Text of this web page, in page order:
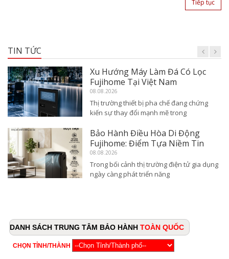
Tiếp tục
TIN TỨC
Vì Sao Không Khí Trong Nhà Cần
Lưu Ý? Giải Pháp Giảm Bụi Mịn
07.08.2026
I. Vì Sao Không Khí Trong Nhà Cũng Cần
Chú Ý? Nhiều người thường cho
Hướng Dẫn Lắp Đặt Ống Xả Khí
Nóng Điều Hòa Di Động Fujihome
2026
07.08.2026
Trong bối cảnh nhu cầu làm mát linh hoạt